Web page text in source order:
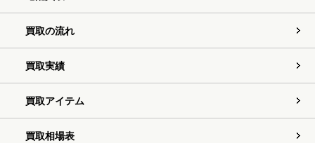
買取の流れ
買取実績
買取アイテム
買取相場表